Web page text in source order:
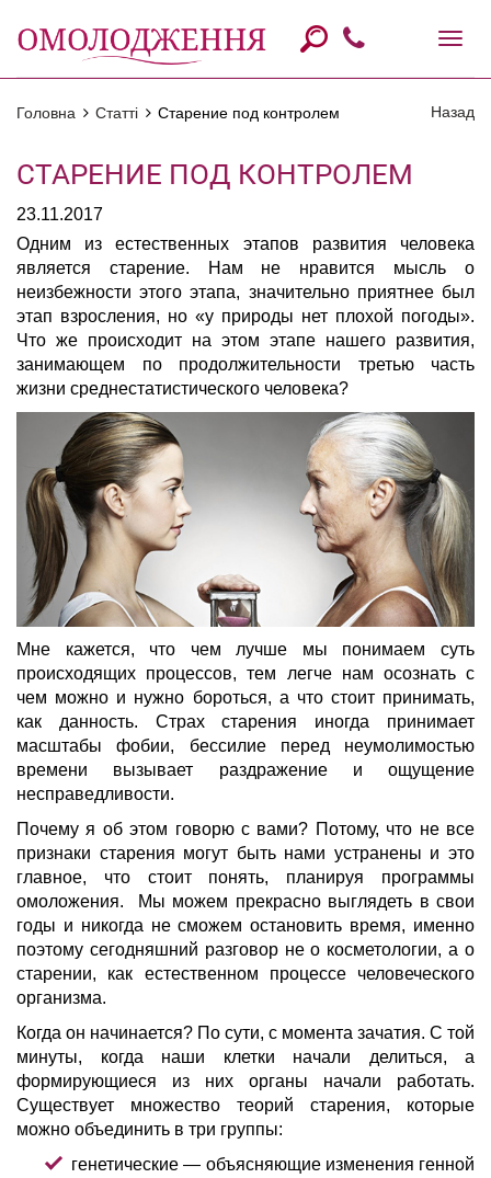
Назад
Головна Статті Старение под контролем
СТАРЕНИЕ ПОД КОНТРОЛЕМ
23.11.2017
Одним из естественных этапов развития человека
является старение. Нам не нравится мысль о
неизбежности этого этапа, значительно приятнее был
этап взросления, но «у природы нет плохой погоды».
Что же происходит на этом этапе нашего развития,
занимающем по продолжительности третью часть
жизни среднестатистического человека?
Мне кажется, что чем лучше мы понимаем суть
происходящих процессов, тем легче нам осознать с
чем можно и нужно бороться, а что стоит принимать,
как данность. Страх старения иногда принимает
масштабы фобии, бессилие перед неумолимостью
времени вызывает раздражение и ощущение
несправедливости.
Почему я об этом говорю с вами? Потому, что не все
признаки старения могут быть нами устранены и это
главное, что стоит понять, планируя программы
омоложения. Мы можем прекрасно выглядеть в свои
годы и никогда не сможем остановить время, именно
поэтому сегодняшний разговор не о косметологии, а о
старении, как естественном процессе человеческого
организма.
Когда он начинается? По сути, с момента зачатия. С той
минуты, когда наши клетки начали делиться, а
формирующиеся из них органы начали работать.
Существует множество теорий старения, которые
можно объединить в три группы:
генетические — объясняющие изменения генной